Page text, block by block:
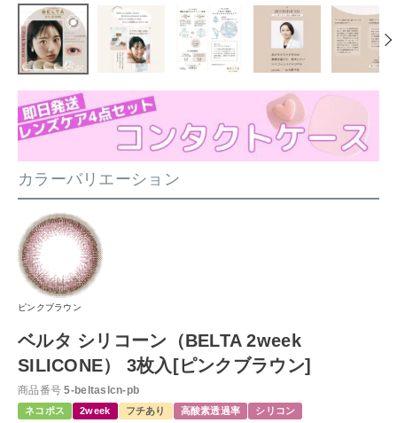
カラーバリエーション
ピンクブラウン
ベルタ シリコーン（BELTA 2week
SILICONE） 3枚入[ピンクブラウン]
商品番号 5-beltaslcn-pb
ネコポス 2week フチあり 高酸素透過率 シリコン